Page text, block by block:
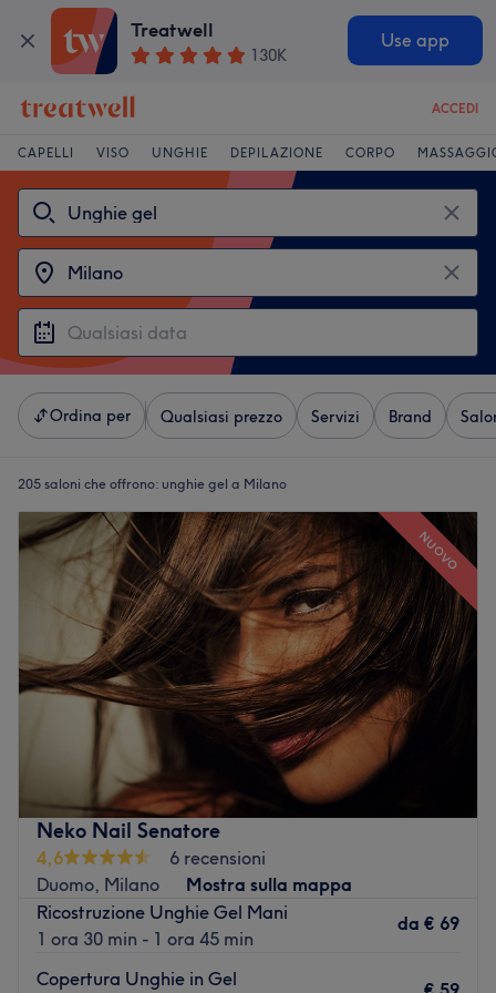
Treatwell
130K
Use app
ACCEDI
CAPELLI VISO UNGHIE DEPILAZIONE CORPO
Ordina per Qualsiasi prezzo Servizi Brand
205 saloni che offrono: unghie gel a Milano
NUOVO
Neko Nail Senatore
4,6
6 recensioni
Duomo, Milano
Mostra sulla mappa
Ricostruzione Unghie Gel Mani
1 ora 30 min - 1 ora 45 min
da € 69
Copertura Unghie in Gel